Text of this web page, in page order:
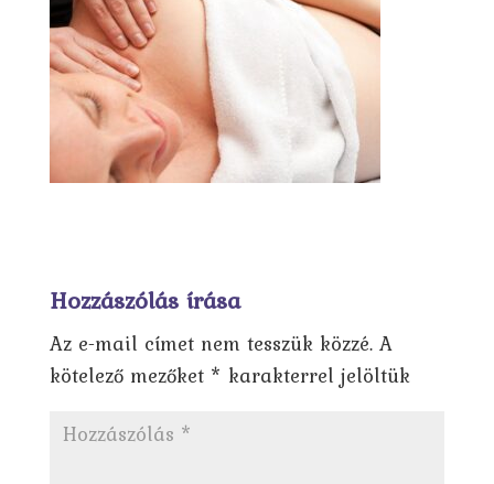
Hozzászólás írása
Az e-mail címet nem tesszük közzé. A
kötelező mezőket * karakterrel jelöltük